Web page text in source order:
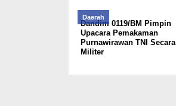
Daerah
Dandim 0119/BM Pimpin
Upacara Pemakaman
Purnawirawan TNI Secara
Militer